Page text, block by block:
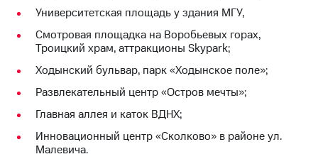
облигаций
Другое
Регистратор
Реквизиты
развитие
деловая этика
Университетская площадь у здания МГУ,
Смотровая площадка на Воробьевых горах,
Троицкий храм, аттракционы Skypark;
Ходынский бульвар, парк «Ходынское поле»;
Развлекательный центр «Остров мечты»;
Главная аллея и каток ВДНХ;
Инновационный центр «Сколково» в районе ул.
Малевича.